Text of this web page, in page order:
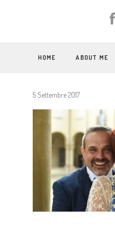
HOME ABOUT ME
5 Settembre 2017